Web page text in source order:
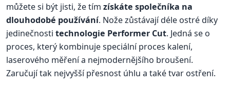
můžete si být jisti, že tím získáte společníka na
dlouhodobé používání. Nože zůstávají déle ostré díky
jedinečnosti technologie Performer Cut. Jedná se o
proces, který kombinuje speciální proces kalení,
laserového měření a nejmodernějšího broušení.
Zaručují tak nejvyšší přesnost úhlu a také tvar ostření.